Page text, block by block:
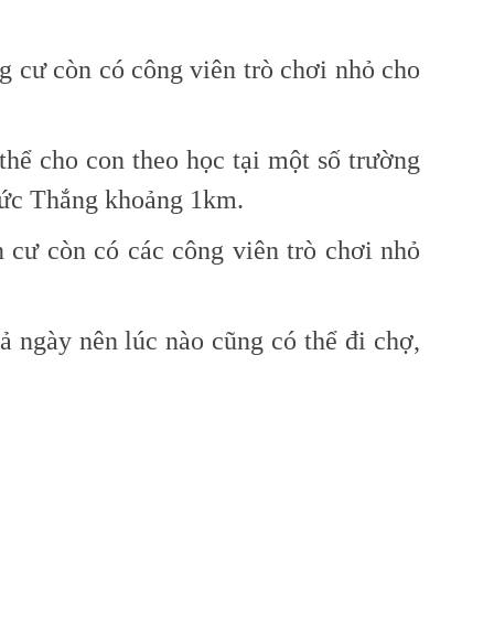
cư còn có công viên trò chơi nhỏ cho
cho con theo học tại một số trường
Thắng khoảng 1km.
còn có các công viên trò chơi nhỏ
ngày nên lúc nào cũng có thể đi chợ,